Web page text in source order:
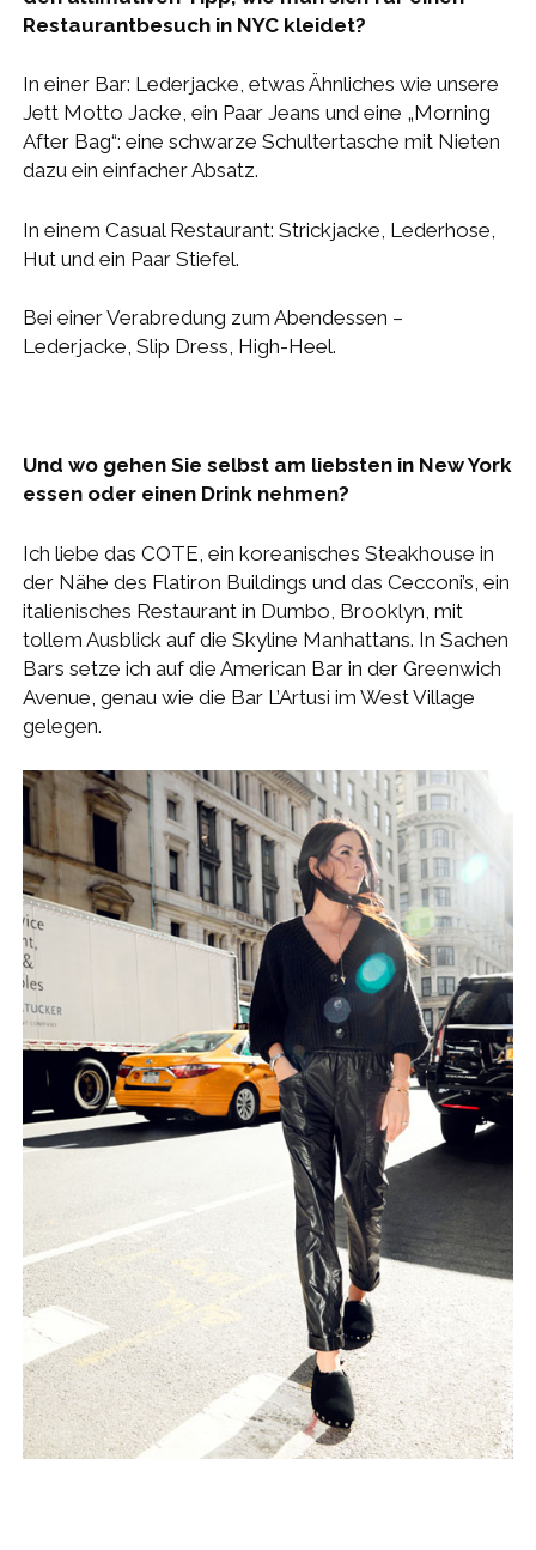
Restaurantbesuch in NYC kleidet?
In einer Bar: Lederjacke, etwas Ähnliches wie unsere
Jett Motto Jacke, ein Paar Jeans und eine „Morning
After Bag“: eine schwarze Schultertasche mit Nieten
dazu ein einfacher Absatz.
In einem Casual Restaurant: Strickjacke, Lederhose,
Hut und ein Paar Stiefel.
Bei einer Verabredung zum Abendessen –
Lederjacke, Slip Dress, High-Heel.
Und wo gehen Sie selbst am liebsten in New York
essen oder einen Drink nehmen?
Ich liebe das COTE, ein koreanisches Steakhouse in
der Nähe des Flatiron Buildings und das Cecconi’s, ein
italienisches Restaurant in Dumbo, Brooklyn, mit
tollem Ausblick auf die Skyline Manhattans. In Sachen
Bars setze ich auf die American Bar in der Greenwich
Avenue, genau wie die Bar L’Artusi im West Village
gelegen.